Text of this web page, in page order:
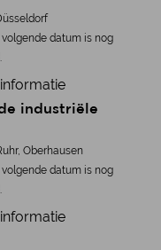
volgende datum is nog
industriële
Oberhausen
volgende datum is nog